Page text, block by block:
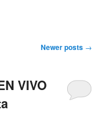
Newer posts →
VIVO